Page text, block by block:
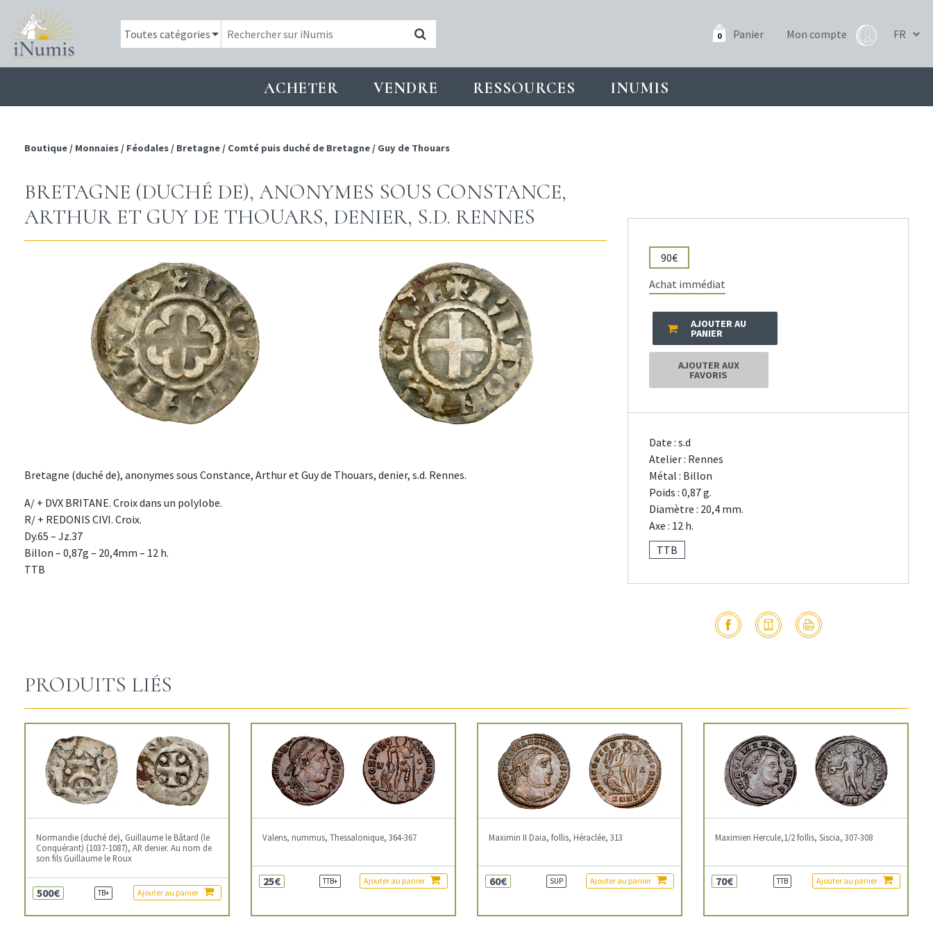
0 Panier Mon compte
ACHETER VENDRE RESSOURCES INUMIS
Boutique / Monnaies / Féodales / Bretagne / Comté puis duché de Bretagne / Guy de Thouars
BRETAGNE (DUCHÉ DE), ANONYMES SOUS CONSTANCE,
ARTHUR ET GUY DE THOUARS, DENIER, S.D. RENNES
Bretagne (duché de), anonymes sous Constance, Arthur et Guy de Thouars, denier, s.d. Rennes.
A/ + DVX BRITANE. Croix dans un polylobe.
R/ + REDONIS CIVI. Croix.
Dy.65 – Jz.37
Billon – 0,87g – 20,4mm – 12 h.
TTB
90€
Achat immédiat
AJOUTER AU
PANIER
AJOUTER AUX
FAVORIS
Date : s.d
Atelier : Rennes
Métal : Billon
Poids : 0,87 g.
Diamètre : 20,4 mm.
Axe : 12 h.
TTB
PRODUITS LIÉS
Normandie (duché de), Guillaume le Bâtard (le
Conquérant) (1037-1087), AR denier. Au nom de
son fils Guillaume le Roux
500€ TB+ Ajouter au panier
Valens, nummus, Thessalonique, 364-367
25€ TTB+ Ajouter au panier
Maximin II Daia, follis, Héraclée, 313
60€ SUP Ajouter au panier
Maximien Hercule,1/2 follis, Siscia, 307-308
70€ TTB Ajouter au panier